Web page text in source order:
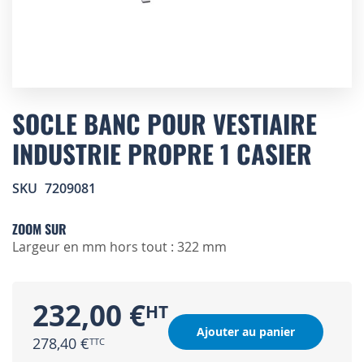
to
the
beginning
images
SOCLE BANC POUR VESTIAIRE
INDUSTRIE PROPRE 1 CASIER
SKU 7209081
ZOOM SUR
Largeur en mm hors tout : 322 mm
232,00 €
278,40 €
Ajouter au panier